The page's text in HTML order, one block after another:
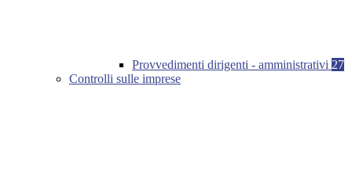
Provvedimenti dirigenti - amministrativi 27
Controlli sulle imprese